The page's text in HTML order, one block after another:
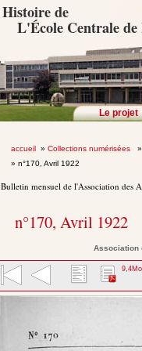
Histoire de
L'École Centrale de
Le projet
accueil» Collections numérisées »
» n°170, Avril 1922
Bulletin mensuel de l'Association des
n°170, Avril 1922
Association
9,4Mo